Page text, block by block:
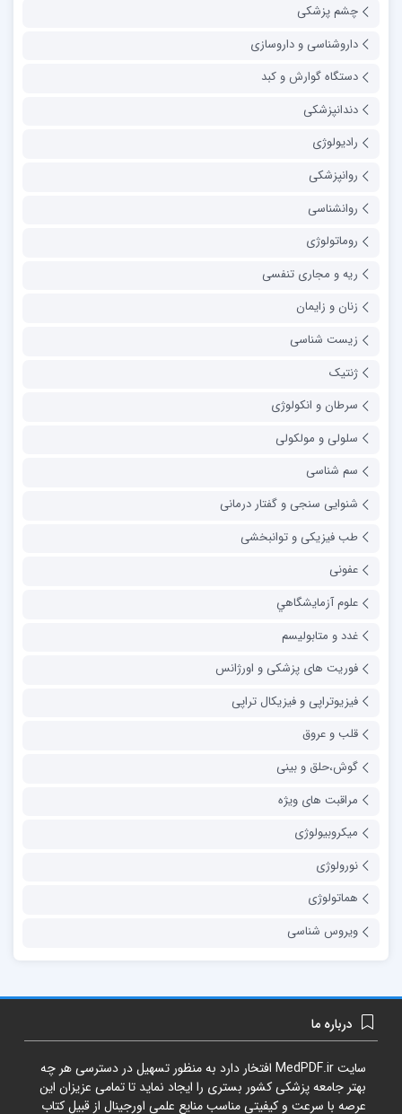
چشم پزشکی
داروشناسی و داروسازی
دستگاه گوارش و کبد
دندانپزشکی
رادیولوژی
روانپزشکی
روانشناسی
روماتولوژی
ریه و مجاری تنفسی
زنان و زایمان
زیست شناسی
ژنتیک
سرطان و انکولوژی
سلولی و مولکولی
سم شناسی
شنوایی سنجی و گفتار درمانی
طب فیزیکی و توانبخشی
عفونی
علوم آزمايشگاهي
غدد و متابولیسم
فوریت های پزشکی و اورژانس
فیزیوتراپی و فیزیکال تراپی
قلب و عروق
گوش،حلق و بینی
مراقبت های ویژه
میکروبیولوژی
نورولوژی
هماتولوژی
ویروس شناسی
درباره ما
سایتMedPDF.ir افتخار دارد به منظور تسهیل در دسترسی هر چه
بهتر جامعه پزشکی کشور بستری را ایجاد نماید تا تمامی عزیزان این
عرصه با سرعت و کیفیتی مناسب منایع علمی اورجینال از قبیل کتاب